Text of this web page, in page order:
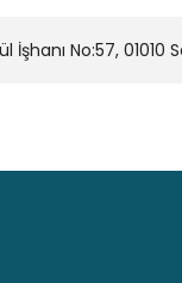
No:57, 01010
Hediyeli